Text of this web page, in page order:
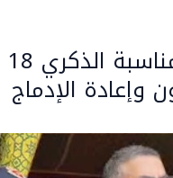
وإعادة الإدماج